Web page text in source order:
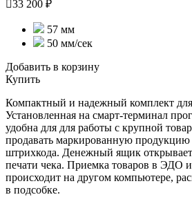
33 200 ₽
57 мм
50 мм/сек
Добавить в корзину
Купить
Компактный и надежный комплект
Установленная на смарт-терминал
удобна для для работы с крупной
продавать маркированную продукцию
штрихкода. Денежный ящик
печати чека. Приемка товаров в ЭДО
происходит на другом компьютере,
в подсобке.